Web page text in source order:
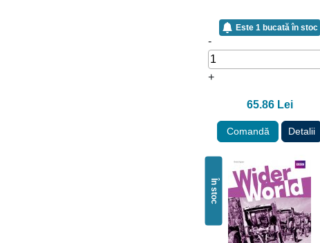
Este 1 bucată în stoc
-
+
65.86 Lei
Comandă Detalii
În stoc